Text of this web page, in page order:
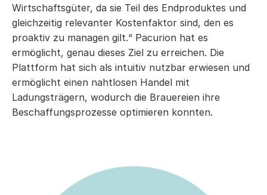
Wirtschaftsgüter, da sie Teil des Endproduktes und
gleichzeitig relevanter Kostenfaktor sind, den es
proaktiv zu managen gilt.“ Pacurion hat es
ermöglicht, genau dieses Ziel zu erreichen. Die
Plattform hat sich als intuitiv nutzbar erwiesen und
ermöglicht einen nahtlosen Handel mit
Ladungsträgern, wodurch die Brauereien ihre
Beschaffungsprozesse optimieren konnten.